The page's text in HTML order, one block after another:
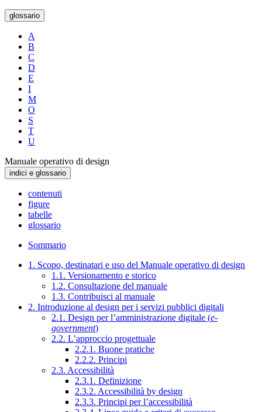
glossario
A
B
C
D
E
I
M
O
S
T
U
Manuale operativo di design
indici e glossario
contenuti
figure
tabelle
glossario
Sommario
1. Scopo, destinatari e uso del Manuale operativo di design
1.1. Versionamento e storico
1.2. Consultazione del manuale
1.3. Contribuisci al manuale
2. Introduzione al design per i servizi pubblici digitali
2.1. Design per l’amministrazione digitale (e-
government)
2.2. L’approccio progettuale
2.2.1. Buone pratiche
2.2.2. Principi
2.3. Accessibilità
2.3.1. Definizione
2.3.2. Accessibilità by design
2.3.3. Principi per l’accessibilità